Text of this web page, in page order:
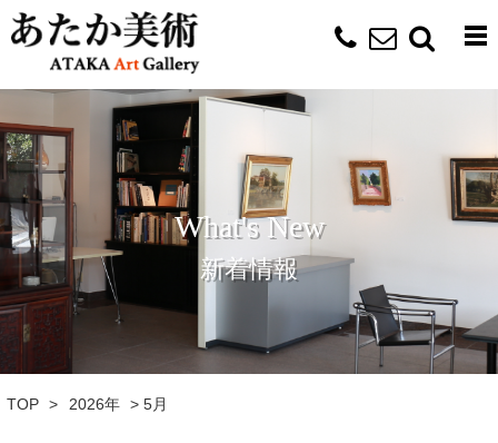
What's New
新着情報
TOP > 2026年 >5月